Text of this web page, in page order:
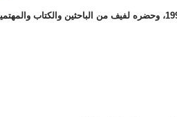
وقد انعقد اللقاء في كلية سانت كاثرينز، جامعة أكسفورد بتاريخ 24 أغسطس 1991، وحضره لفيف